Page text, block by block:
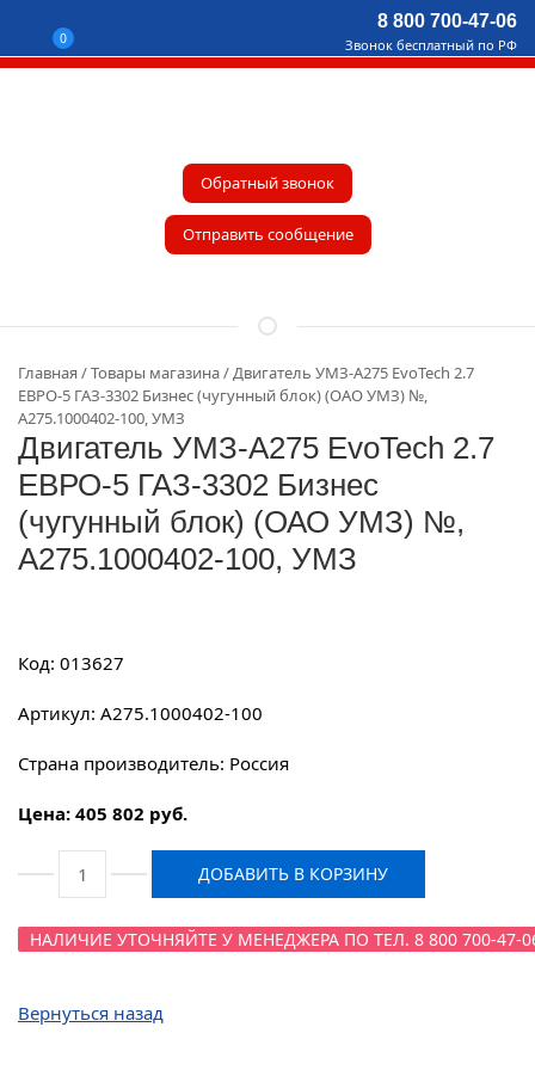
0
8 800 700-47-06
Звонок бесплатный по РФ
Обратный звонок
Отправить сообщение
Главная Товары магазина
Двигатель УМЗ-А275 EvoTech 2.7
ЕВРО-5 ГАЗ-3302 Бизнес (чугунный блок) (ОАО УМЗ) №,
А275.1000402-100, УМЗ
Двигатель УМЗ-А275 EvoTech 2.7
ЕВРО-5 ГАЗ-3302 Бизнес
(чугунный блок) (ОАО УМЗ) №,
А275.1000402-100, УМЗ
Код: 013627
Артикул: А275.1000402-100
Страна производитель: Россия
Цена: 405 802 руб.
ДОБАВИТЬ В КОРЗИНУ
НАЛИЧИЕ УТОЧНЯЙТЕ У МЕНЕДЖЕРА ПО ТЕЛ. 8 800 700-47-
Вернуться назад